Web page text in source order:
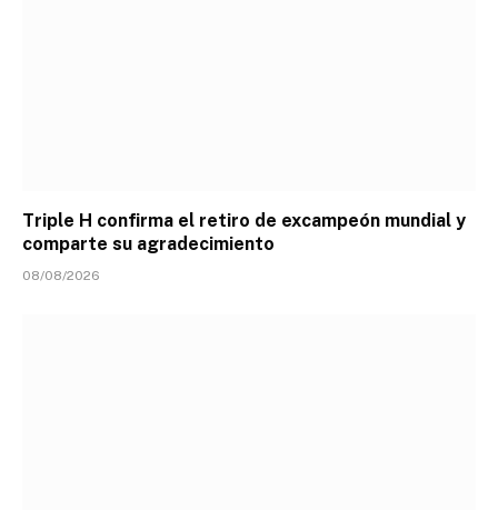
Triple H confirma el retiro de excampeón mundial y
comparte su agradecimiento
08/08/2026